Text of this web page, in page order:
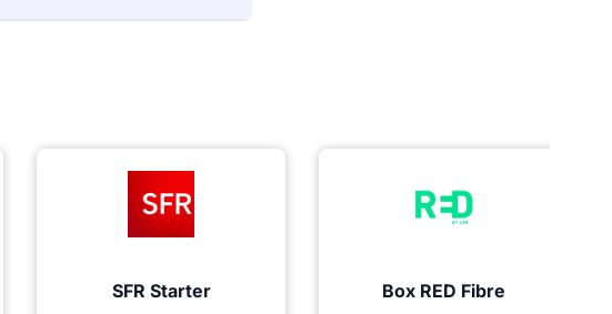
SFR Starter Box RED Fibre